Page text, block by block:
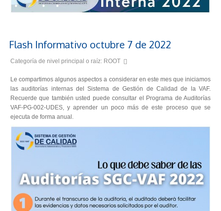
Flash Informativo octubre 7 de 2022
Categoría de nivel principal o raíz: ROOT
Le compartimos algunos aspectos a considerar en este mes que iniciamos
las auditorías internas del Sistema de Gestión de Calidad de la VAF.
Recuerde que también usted puede consultar el Programa de Auditorías
VAF-PG-002-UDES, y aprender un poco más de este proceso que se
ejecuta de forma anual.